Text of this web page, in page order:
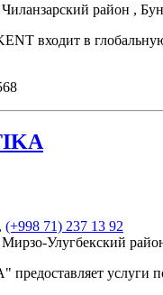
район ,
входит в
, (+998 71) 237 13 92
Улугбекский
услуги